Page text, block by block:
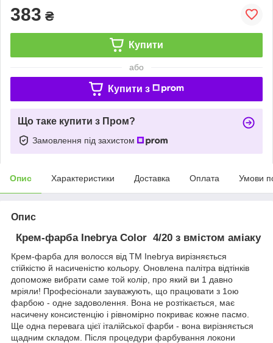
383 ₴
Купити
або
Купити з
Що таке купити з Пром?
Замовлення під захистом
Опис Характеристики Доставка Оплата Умови
Опис
Крем-фарба Inebrya Сolor 4/20 з вмiстом амiаку
Крем-фарба для волосся від TM Inebrya вирізняється
стійкістю й насиченістю кольору. Оновлена палітра відтінків
допоможе вибрати саме той колір, про який ви 1 давно
мріяли! Професіонали зауважують, що працювати з 1ою
фарбою - одне задоволення. Вона не розтікається, має
насичену консистенцію і рівномірно покриває кожне пасмо.
Ще одна перевага цієї італійської фарби - вона вирізняється
щадним складом. Після процедури фарбування локони